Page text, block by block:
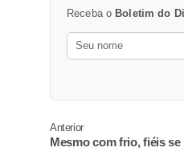
Receba o Boletim do
Anterior
Mesmo com frio, fiéis